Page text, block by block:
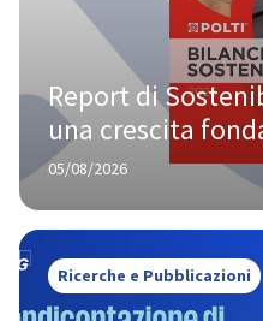
Report di
una crescita
e responsabilità
05/08/2026
Ricerche e Pubblicazioni